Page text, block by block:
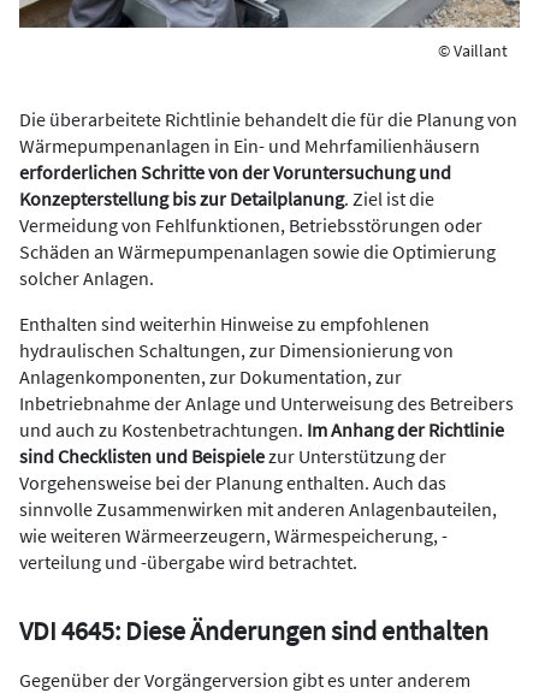
© Vaillant
Die überarbeitete Richtlinie behandelt die für die Planung von
Wärmepumpenanlagen in Ein- und Mehrfamilienhäusern
erforderlichen Schritte von der Voruntersuchung und
Konzepterstellung bis zur Detailplanung. Ziel ist die
Vermeidung von Fehlfunktionen, Betriebsstörungen oder
Schäden an Wärmepumpenanlagen sowie die Optimierung
solcher Anlagen.
Enthalten sind weiterhin Hinweise zu empfohlenen
hydraulischen Schaltungen, zur Dimensionierung von
Anlagenkomponenten, zur Dokumentation, zur
Inbetriebnahme der Anlage und Unterweisung des Betreibers
und auch zu Kostenbetrachtungen. Im Anhang der Richtlinie
sind Checklisten und Beispielezur Unterstützung der
Vorgehensweise bei der Planung enthalten. Auch das
sinnvolle Zusammenwirken mit anderen Anlagenbauteilen,
wie weiteren Wärmeerzeugern, Wärmespeicherung, -
verteilung und -übergabe wird betrachtet.
VDI 4645: Diese Änderungen sind enthalten
Gegenüber der Vorgängerversion gibt es unter anderem